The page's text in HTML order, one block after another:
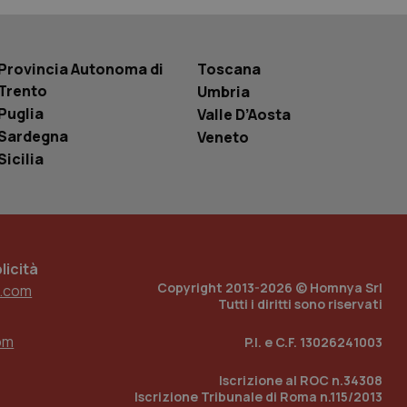
Autonoma di
Toscana
Umbria
Valle D’Aosta
Veneto
Copyright 2013-2026 © Homnya Srl
Tutti i diritti sono riservati
P.I. e C.F. 13026241003
Iscrizione al ROC n.34308
Iscrizione Tribunale di Roma n.115/2013
per abilitare il